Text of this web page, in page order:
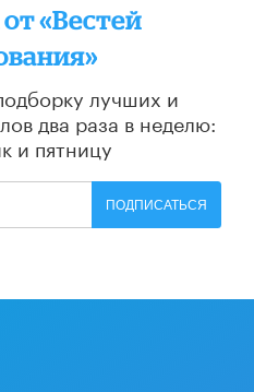
«Вестей
лучших и
два раза в неделю:
и пятницу
ПОДПИСАТЬСЯ